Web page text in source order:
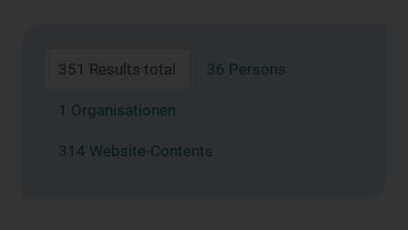
351 Results total 36 Persons
1 Organisationen
314 Website-Contents